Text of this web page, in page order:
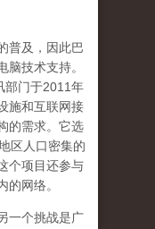
普及，因此巴
脑技术支持。
部门于2011年
施和互联网接
的需求。它选
区人口密集的
个项目还参与
的网络。
一个挑战是广